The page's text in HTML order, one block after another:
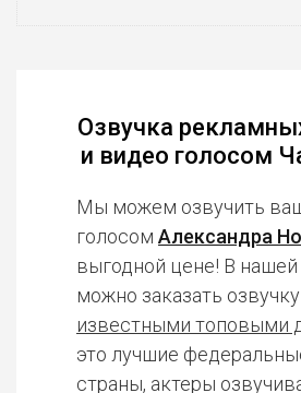
Озвучка
и видео голосом
Мы можем озвучить
голосом Александра
выгодной цене! В нашей
можно заказать озвучку
известными топовыми
это лучшие
страны, актеры